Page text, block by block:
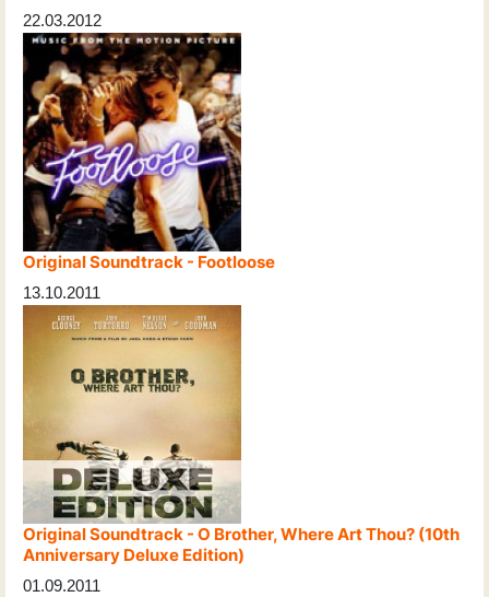
22.03.2012
Original Soundtrack - Footloose
13.10.2011
Original Soundtrack - O Brother, Where Art Thou? (10th
Anniversary Deluxe Edition)
01.09.2011